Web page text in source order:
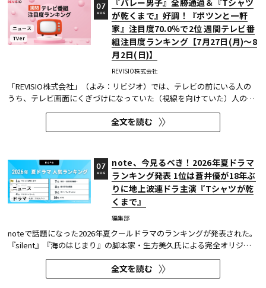
ニュース
TVer
『バレー男子』全勝通過＆『Tシャツ
が乾くまで』好調！『ポツンと一軒
家』注目度70.0％で2位 週間テレビ番
組注目度ランキング【7月27日(月)～8
月2日(日)】
REVISIO株式会社
07
AUG
「REVISIO株式会社」（よみ：リビジオ）では、テレビの前にいる人の
うち、テレビ画面にくぎづけになっていた（視線を向けていた）人の割
合がわかる「注目度」を用いて、「個人全体」ならびにREVISIOで定義
した「コア視聴層（男女13歳～49歳）」のテレビ番組ランキングを公開
している。
全文を読む
ニュース
ドラマ
note、今見るべき！2026年夏ドラマ
ランキング発表 1位は蒼井優が18年ぶ
りに地上波連ドラ主演『Tシャツが乾
くまで』
編集部
07
AUG
noteで話題になった2026年夏クールドラマのランキングが発表された。
『silent』『海のはじまり』の脚本家・生方美久氏による完全オリジナ
ル作品で、蒼井優が18年ぶりに地上波連続ドラマの主演を務めた『Tシ
ャツが乾くまで』が第1位に輝いた。 また今回、Netflixの『ガス人間』
が3位にランクイン。春クールの『九条の大罪』に続き、2クール...
全文を読む